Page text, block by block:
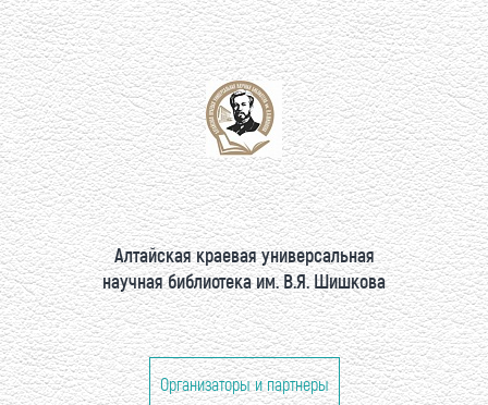
Алтайская краевая универсальная
научная библиотека им. В.Я. Шишкова
Организаторы и партнеры